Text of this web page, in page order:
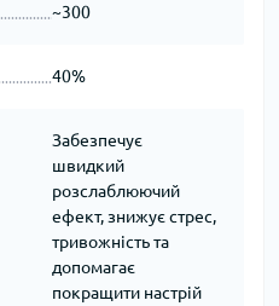
~300
40%
Забезпечує
швидкий
розслаблюючий
ефект, знижує стрес,
тривожність та
допомагає
покращити настрій